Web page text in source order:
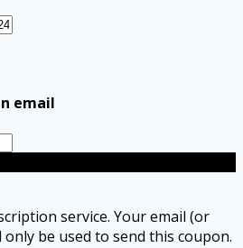
email
service. Your email (or
be used to send this coupon.